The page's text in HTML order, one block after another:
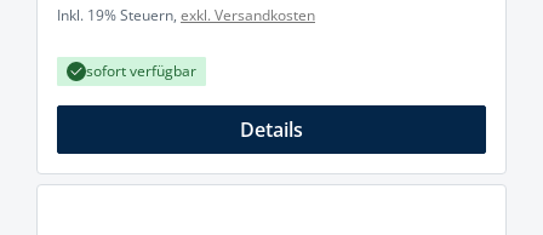
Inkl. 19% Steuern, exkl. Versandkosten
sofort verfügbar
Details